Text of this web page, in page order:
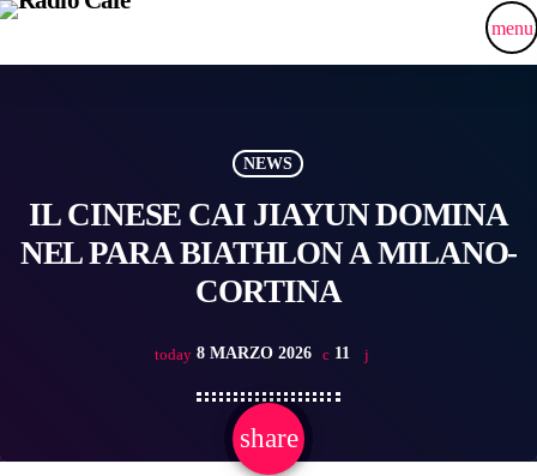
menu
NEWS
IL CINESE CAI JIAYUN DOMINA
NEL PARA BIATHLON A MILANO-
CORTINA
today 8 MARZO 2026 11
share
email